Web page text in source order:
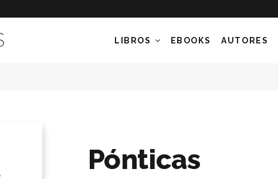
LIBROS EBOOKS AUTORES
Pónticas